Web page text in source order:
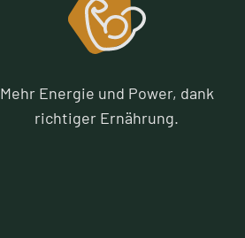
Mehr Energie und Power, dank
richtiger Ernährung.